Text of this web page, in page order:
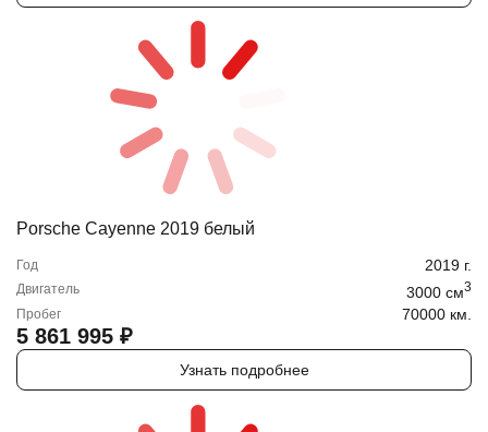
Porsche Cayenne 2019 белый
Год 2019 г.
Двигатель 3000 cм3
Пробег 70000 км.
5 861 995 ₽
Узнать подробнее